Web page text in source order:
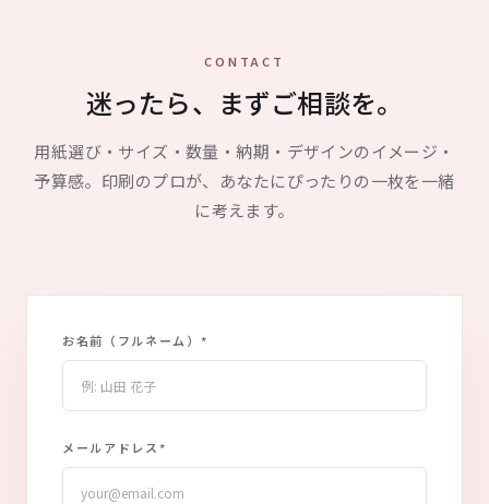
CONTACT
迷ったら、まずご相談を。
用紙選び・サイズ・数量・納期・デザインのイメージ・
予算感。印刷のプロが、あなたにぴったりの一枚を一緒
に考えます。
お名前（フルネーム） *
メールアドレス*